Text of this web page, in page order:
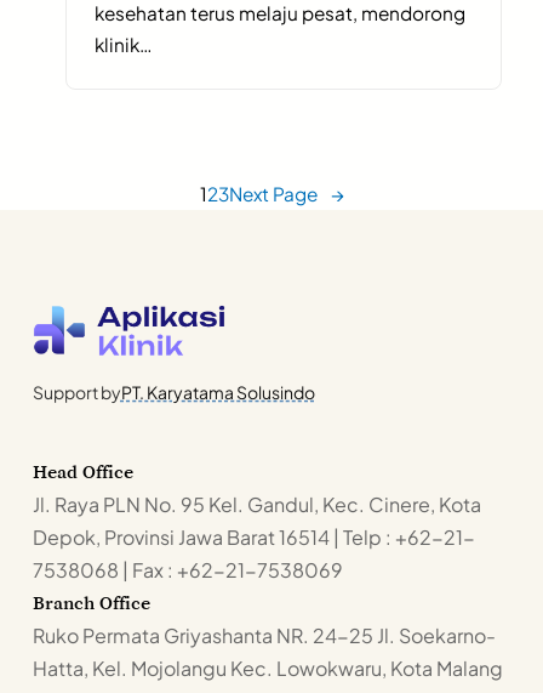
kesehatan terus melaju pesat, mendorong
klinik…
123Next Page →
Support byPT. Karyatama Solusindo
Head Office
Jl. Raya PLN No. 95 Kel. Gandul, Kec. Cinere, Kota
Depok, Provinsi Jawa Barat 16514 | Telp : +62-21-
7538068 | Fax : +62-21-7538069
Branch Office
Ruko Permata Griyashanta NR. 24-25 Jl. Soekarno-
Hatta, Kel. Mojolangu Kec. Lowokwaru, Kota Malang